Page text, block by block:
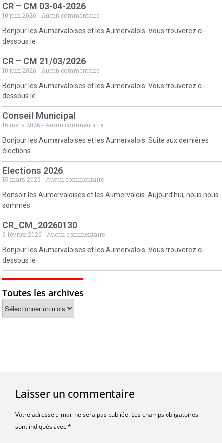
CR – CM 03-04-2026
10 juin 2026
Aucun commentaire
Bonjour les Aumervaloises et les Aumervalois. Vous trouverez ci-
dessous le
CR – CM 21/03/2026
10 juin 2026
Aucun commentaire
Bonjour les Aumervaloises et les Aumervalois. Vous trouverez ci-
dessous le
Conseil Municipal
16 mars 2026
Aucun commentaire
Bonjour les Aumervaloises et les Aumervalois. Suite aux dernières
élections
Elections 2026
15 mars 2026
Aucun commentaire
Bonsoir les Aumervaloises et les Aumervalois. Aujourd’hui, nous nous
sommes
CR_CM_20260130
9 février 2026
Aucun commentaire
Bonjour les Aumervaloises et les Aumervalois. Vous trouverez ci-
dessous le
Toutes les archives
Laisser un commentaire
Votre adresse e-mail ne sera pas publiée. Les champs obligatoires
sont indiqués avec*